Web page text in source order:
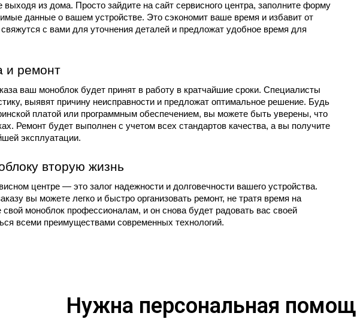
выходя из дома. Просто зайдите на сайт сервисного центра, заполните форму
данные о вашем устройстве. Это сэкономит ваше время и избавит от
с вами для уточнения деталей и предложат удобное время для
и ремонт
ваш моноблок будет принят в работу в кратчайшие сроки. Специалисты
выявят причину неисправности и предложат оптимальное решение. Будь
платой или программным обеспечением, вы можете быть уверены, что
Ремонт будет выполнен с учетом всех стандартов качества, а вы получите
эксплуатации.
вторую жизнь
центре — это залог надежности и долговечности вашего устройства.
вы можете легко и быстро организовать ремонт, не тратя время на
свой моноблок профессионалам, и он снова будет радовать вас своей
всеми преимуществами современных технологий.
Нужна персональная